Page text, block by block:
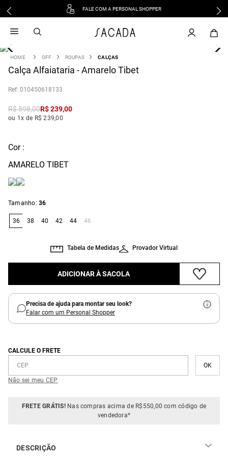
FALE COM A PERSONAL SHOPPER
OFF ROUPAS CALÇAS
Calça Alfaiataria - Amarelo Tibet
: 010450618133
R$598,00R$239,00
ou 1x de R$ 239,00
Cor :
AMARELO TIBET
Tamanho: 36
36 38 40 42 44 46
Provador Virtual
Tabela de Medidas
ADICIONAR À SACOLA
Precisa de ajuda para montar seu look?
Falar com um Personal Shopper
CALCULE O FRETE
Não sei meu CEP
FRETE GRÁTIS!Nas compras acima de R$550,00 com código de
vendedora*
DESCRIÇÃO
vestido
3 º blusa
º tricot
º macacão